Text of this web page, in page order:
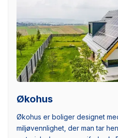
Økohus
Økohus er boliger designet
miljøvennlighet, der man tar